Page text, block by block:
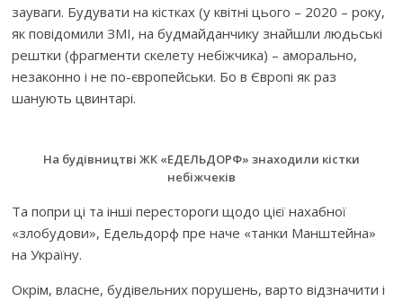
зауваги. Будувати на кістках (у квітні цього – 2020 – року,
як повідомили ЗМІ, на будмайданчику знайшли людьські
рештки (фрагменти скелету небіжчика) – аморально,
незаконно і не по-європейськи. Бо в Європі як раз
шанують цвинтарі.
На будівництві ЖК «ЕДЕЛЬДОРФ» знаходили кістки
небіжчеків
Та попри ці та інші перестороги щодо цієї нахабної
«злобудови», Едельдорф пре наче «танки Манштейна»
на Україну.
Окрім, власне, будівельних порушень, варто відзначити і